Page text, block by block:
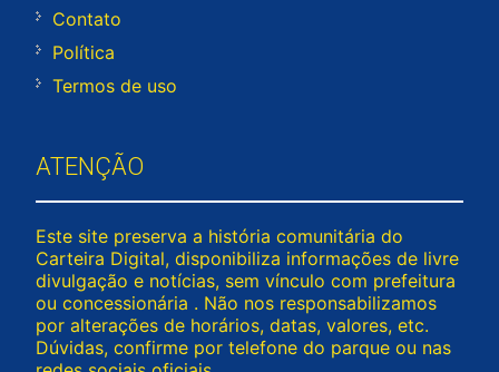
Contato
Política
Termos de uso
ATENÇÃO
Este site preserva a história comunitária do
Carteira Digital, disponibiliza informações de livre
divulgação e notícias, sem vínculo com prefeitura
ou concessionária . Não nos responsabilizamos
por alterações de horários, datas, valores, etc.
Dúvidas, confirme por telefone do parque ou nas